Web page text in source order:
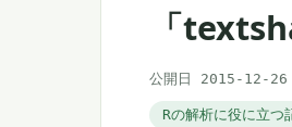
「
公開日 2015-12-26
Rの解析に役に立つ